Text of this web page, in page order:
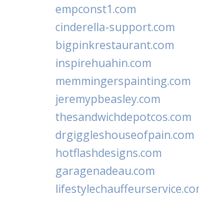
empconst1.com
cinderella-support.com
bigpinkrestaurant.com
inspirehuahin.com
memmingerspainting.com
jeremypbeasley.com
thesandwichdepotcos.com
drgiggleshouseofpain.com
hotflashdesigns.com
garagenadeau.com